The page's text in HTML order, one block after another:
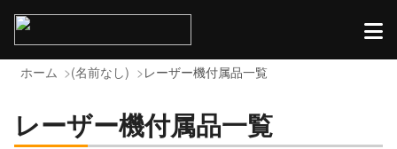
ホーム (名前なし) レーザー機付属品一覧
レーザー機付属品一覧